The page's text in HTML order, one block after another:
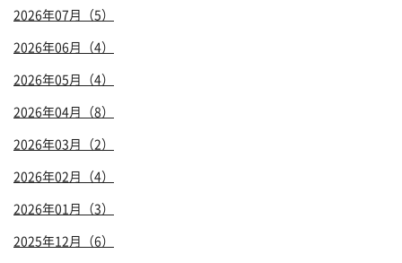
2026年07月（5）
2026年06月（4）
2026年05月（4）
2026年04月（8）
2026年03月（2）
2026年02月（4）
2026年01月（3）
2025年12月（6）